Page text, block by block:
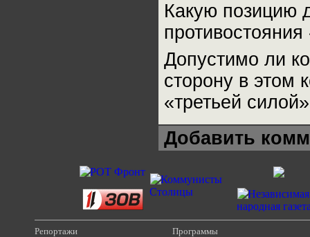
Какую позицию
Допустимо ли
сторону в этом
«третьей
Добавить
Репортажи Программы